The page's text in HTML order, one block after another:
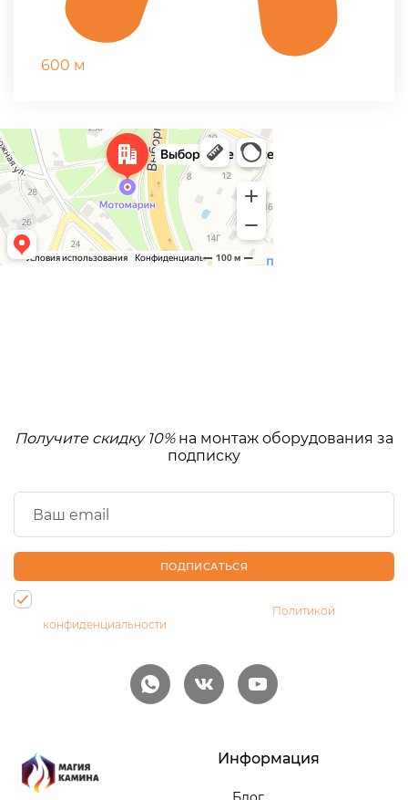
600 м
Получите скидку 10%на монтаж оборудования за
подписку
ПОДПИСАТЬСЯ
Политикой
конфиденциальности
Информация